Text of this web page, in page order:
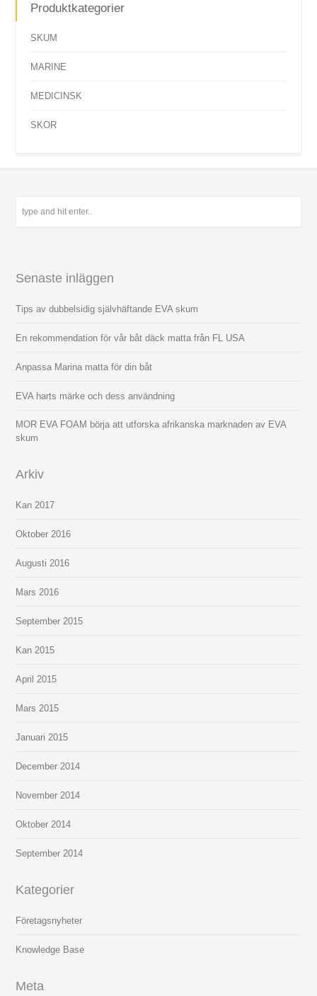
Produktkategorier
SKUM
MARINE
MEDICINSK
SKOR
Senaste inläggen
Tips av dubbelsidig självhäftande EVA skum
En rekommendation för vår båt däck matta från FL USA
Anpassa Marina matta för din båt
EVA harts märke och dess användning
MOR EVA FOAM börja att utforska afrikanska marknaden av EVA
skum
Arkiv
Kan 2017
Oktober 2016
Augusti 2016
Mars 2016
September 2015
Kan 2015
April 2015
Mars 2015
Januari 2015
December 2014
November 2014
Oktober 2014
September 2014
Kategorier
Företagsnyheter
Knowledge Base
Meta